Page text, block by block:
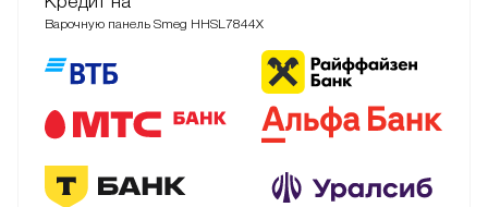
Варочную панель Smeg HHSL7844X